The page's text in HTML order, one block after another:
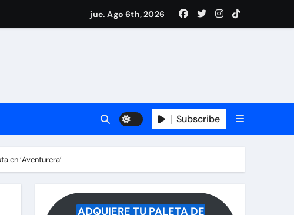
Medina y revela lo que muchos querían saber
jue. Ago 6th, 2026
Subscribe
en ‘Aventurera’
ADQUIERE TU PALETA DE